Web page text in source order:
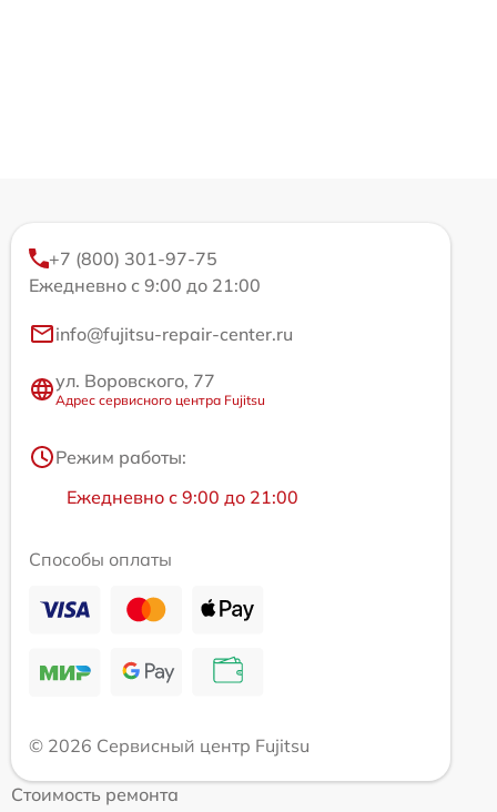
+7 (800) 301-97-75
Ежедневно с 9:00 до 21:00
info@fujitsu-repair-center.ru
ул. Воровского, 77
Адрес сервисного центра Fujitsu
Режим работы:
Ежедневно с 9:00 до 21:00
Способы оплаты
© 2026 Сервисный центр Fujitsu
Стоимость ремонта